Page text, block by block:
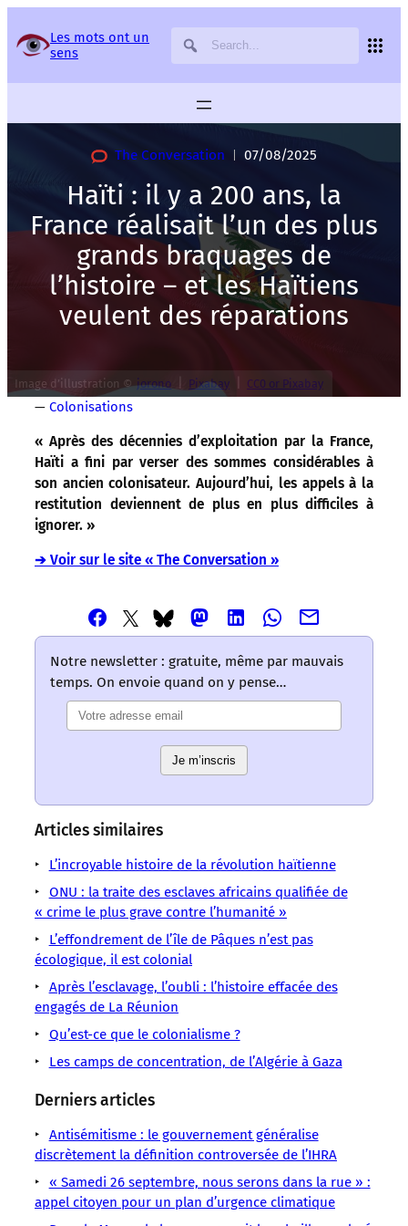
Les mots ont un
sens
The Conversation 07/08/2025
Haïti : il y a 200 ans, la
France réalisait l’un des plus
grands braquages de
l’histoire – et les Haïtiens
veulent des réparations
Image d’illustration ©jorono Pixabay CC0 or Pixabay
— Colonisations
« Après des décennies d’exploitation par la France,
Haïti a fini par verser des sommes considérables à
son ancien colonisateur. Aujourd’hui, les appels à la
restitution deviennent de plus en plus difficiles à
ignorer. »
➔ Voir sur le site « The Conversation »
Partager
cet
article
–
Les
sens
/
LMOUS
–
Colonisation
Haïti
Histoire
« Après
Partager
cet
article
via
Twitter
–
un
sens
LMOUS
–
des
décennies
d’exploitation
la
France,
Partager
cet
article
via
Bluesky
–
Les
mots
un
sens
LMOUS
–
Haïti
a
fini
verser
des
sommes
considérables
Partager
cet
article
via
Mastodon
Les
mots
ont
LMOUS
à
ancien
colonisateur.
Aujourd’hui,
Partager
cet
article
Linkedin
Les
mots
ont
LMOUS
–
les
à
restitution
Partager
cet
via
Les
LMOUS
de
en
difficiles
Partager
cet
article
Les
LMOUS
–
Notre newsletter : gratuite, même par mauvais
temps. On envoie quand on y pense…
Je m’inscris
Articles similaires
L’incroyable histoire de la révolution haïtienne
ONU : la traite des esclaves africains qualifiée de
« crime le plus grave contre l’humanité »
L’effondrement de l’île de Pâques n’est pas
écologique, il est colonial
Après l’esclavage, l’oubli : l’histoire effacée des
engagés de La Réunion
Qu’est-ce que le colonialisme ?
Les camps de concentration, de l’Algérie à Gaza
Derniers articles
Antisémitisme : le gouvernement généralise
discrètement la définition controversée de l’IHRA
« Samedi 26 septembre, nous serons dans la rue » :
appel citoyen pour un plan d’urgence climatique
Panneau de gestion des services